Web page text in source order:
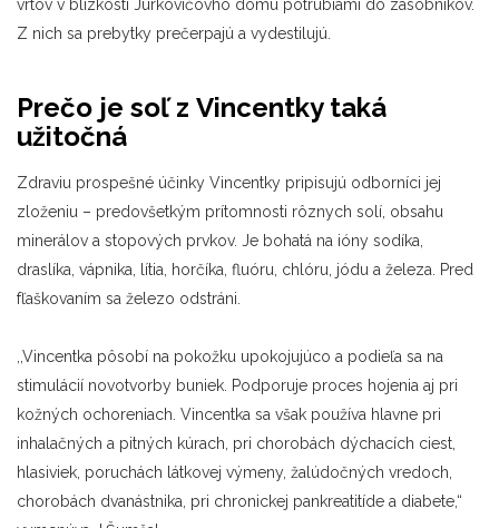
vrtov v blízkosti Jurkovičovho domu potrubiami do zásobníkov.
Z nich sa prebytky prečerpajú a vydestilujú.
Prečo je soľ z Vincentky taká
užitočná
Zdraviu prospešné účinky Vincentky pripisujú odborníci jej
zloženiu – predovšetkým prítomnosti rôznych solí, obsahu
minerálov a stopových prvkov. Je bohatá na ióny sodíka,
draslíka, vápnika, lítia, horčíka, fluóru, chlóru, jódu a železa. Pred
fľaškovaním sa železo odstráni.
,,Vincentka pôsobí na pokožku upokojujúco a podieľa sa na
stimulácií novotvorby buniek. Podporuje proces hojenia aj pri
kožných ochoreniach. Vincentka sa však používa hlavne pri
inhalačných a pitných kúrach, pri chorobách dýchacích ciest,
hlasiviek, poruchách látkovej výmeny, žalúdočných vredoch,
chorobách dvanástnika, pri chronickej pankreatitíde a diabete,“